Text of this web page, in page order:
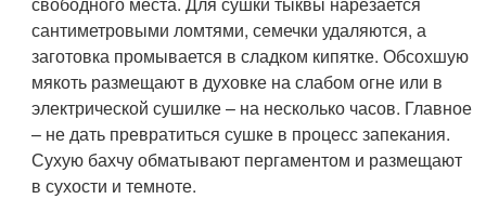
сантиметровыми ломтями, семечки удаляются, а
заготовка промывается в сладком кипятке. Обсохшую
мякоть размещают в духовке на слабом огне или в
электрической сушилке – на несколько часов. Главное
– не дать превратиться сушке в процесс запекания.
Сухую бахчу обматывают пергаментом и размещают
в сухости и темноте.